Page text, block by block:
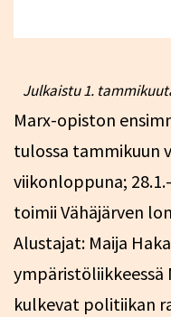
Julkaistu1.
Marx-opiston
tulossa tammikuun
viikonloppuna;
toimii Vähäjärven
Alustajat: Maija
ympäristöliikkeessä
kulkevat politiikan